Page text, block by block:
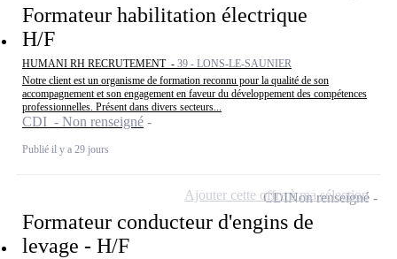
Formateur habilitation électrique
H/F
HUMANI RH RECRUTEMENT - 39 - LONS-LE-SAUNIER
Notre client est un organisme de formation reconnu pour la qualité de son
accompagnement et son engagement en faveur du développement des compétences
professionnelles. Présent dans divers secteurs...
CDI - Non renseigné
Publié il y a 29 jours
Formateur conducteur d'engins de
levage - H/F
CDINon renseigné
Ajouter cette offre à ma sélection